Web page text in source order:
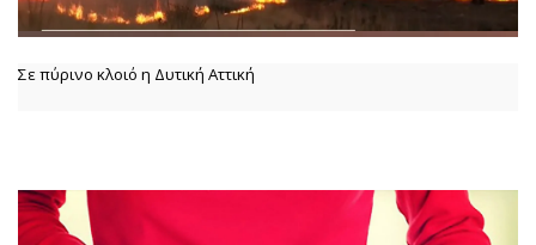
Σε πύρινο κλοιό η Δυτική Αττική